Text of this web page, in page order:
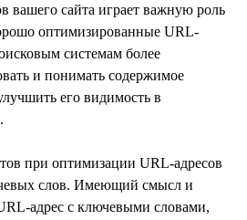
вашего сайта играет важную роль
оптимизированные URL-
системам более
и понимать содержимое
его видимость в
при оптимизации URL-адресов
слов. Имеющий смысл и
адрес с ключевыми словами,